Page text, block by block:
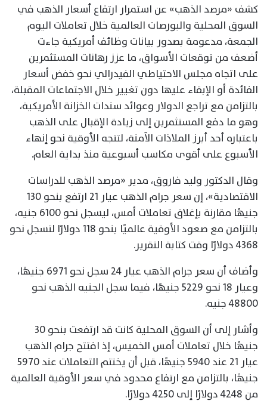
كشف «مرصد الذهب» عن استمرار ارتفاع أسعار الذهب في
السوق المحلية والبورصات العالمية خلال تعاملات اليوم
الجمعة، مدعومة بصدور بيانات وظائف أمريكية جاءت
أضعف من توقعات الأسواق، ما عزز رهانات المستثمرين
على اتجاه مجلس الاحتياطي الفيدرالي نحو خفض أسعار
الفائدة أو الإبقاء عليها دون تغيير خلال الاجتماعات المقبلة،
بالتزامن مع تراجع الدولار وعوائد سندات الخزانة الأمريكية،
وهو ما دفع المستثمرين إلى زيادة الإقبال على الذهب
باعتباره أحد أبرز الملاذات الآمنة، لتتجه الأوقية نحو إنهاء
الأسبوع على أقوى مكاسب أسبوعية منذ بداية العام.
وقال الدكتور وليد فاروق، مدير «مرصد الذهب للدراسات
الاقتصادية»، إن سعر جرام الذهب عيار 21 ارتفع بنحو 130
جنيهًا مقارنة بإغلاق تعاملات أمس، ليسجل نحو 6100 جنيه،
بالتزامن مع صعود الأوقية عالميًا بنحو 118 دولارًا لتسجل نحو
4368 دولارًا وقت كتابة التقرير.
وأضاف أن سعر جرام الذهب عيار 24 سجل نحو 6971 جنيهًا،
وعيار 18 نحو 5229 جنيهًا، فيما سجل الجنيه الذهب نحو
48800 جنيه.
وأشار إلى أن السوق المحلية كانت قد ارتفعت بنحو 30
جنيهًا خلال تعاملات أمس الخميس، إذ افتتح جرام الذهب
عيار 21 عند 5940 جنيهًا، قبل أن يختتم التعاملات عند 5970
جنيهًا، بالتزامن مع ارتفاع محدود في سعر الأوقية العالمية
من 4248 دولارًا إلى 4250 دولارًا.